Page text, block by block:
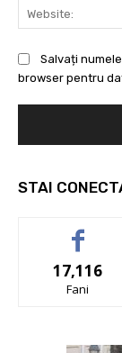
Salvați
browser pentru
STAI
17,116
Fani